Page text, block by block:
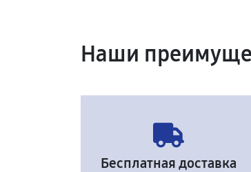
Наши
Бесплатная доставка